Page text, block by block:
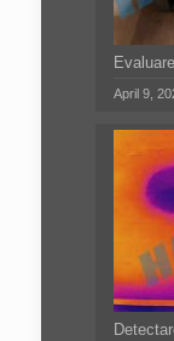
April 9,